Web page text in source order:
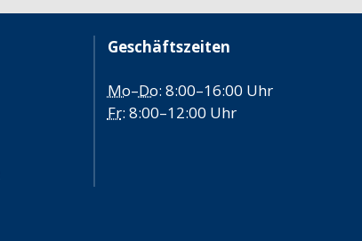
Geschäftszeiten
Mo–Do: 8:00–16:00 Uhr
Fr: 8:00–12:00 Uhr